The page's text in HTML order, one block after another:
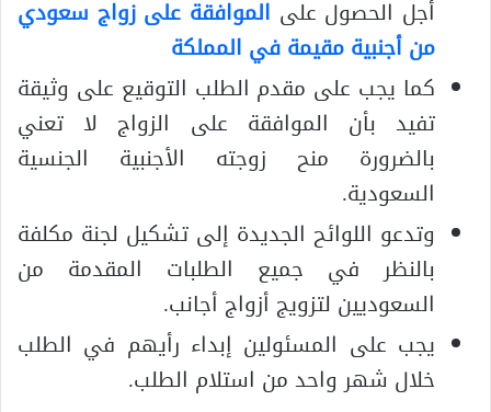
أجل الحصول على الموافقة على زواج سعودي
من أجنبية مقيمة في المملكة
كما يجب على مقدم الطلب التوقيع على وثيقة
تفيد بأن الموافقة على الزواج لا تعني
بالضرورة منح زوجته الأجنبية الجنسية
السعودية.
وتدعو اللوائح الجديدة إلى تشكيل لجنة مكلفة
بالنظر في جميع الطلبات المقدمة من
السعوديين لتزويج أزواج أجانب.
يجب على المسئولين إبداء رأيهم في الطلب
خلال شهر واحد من استلام الطلب.